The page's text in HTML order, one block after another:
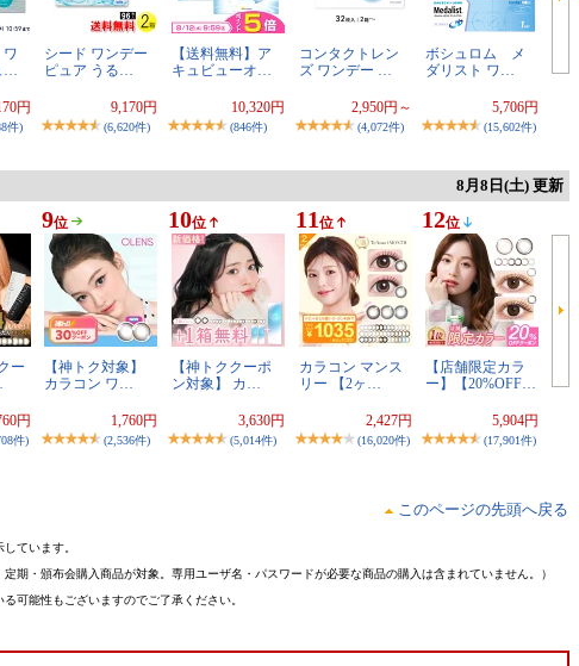
ワ
円
件)
シード ワンデー
ピュア うる…
9,170円
(6,620件)
【送料無料】ア
キュビューオ…
10,320円
(846件)
コンタクトレン
ズ ワンデー …
2,950円～
(4,072件)
ボシュロム メ
ダリスト ワ…
5,706円
(15,602件)
8月8日(土) 更新
ー
円
件)
9位
【神トク対象】
カラコン ワ…
1,760円
(2,536件)
10位
【神トククーポ
ン対象】 カ…
3,630円
(5,014件)
11 位
カラコン マンス
リー 【2ヶ…
2,427円
(16,020件)
12位
【店舗限定カラ
ー】【20%OFF…
5,904円
(17,901件)
このページの先頭へ戻る
ています。
・頒布会購入商品が対象。専用ユーザ名・パスワードが必要な商品の購入は含まれていません。）
可能性もございますのでご了承ください。